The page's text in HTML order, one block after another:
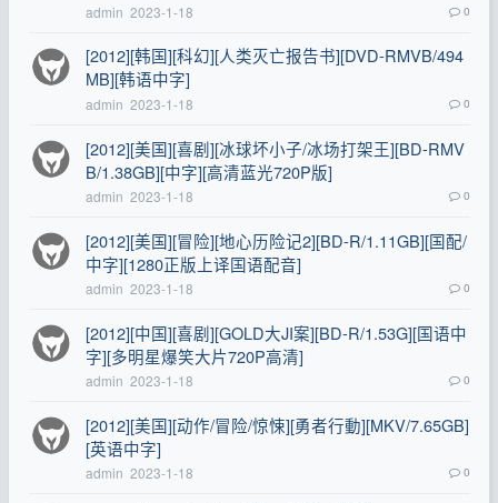
admin 2023-1-18 0
[2012][韩国][科幻][人类灭亡报告书][DVD-RMVB/494
MB][韩语中字]
admin 2023-1-18 0
[2012][美国][喜剧][冰球坏小子/冰场打架王][BD-RMV
B/1.38GB][中字][高清蓝光720P版]
admin 2023-1-18 0
[2012][美国][冒险][地心历险记2][BD-R/1.11GB][国配/
中字][1280正版上译国语配音]
admin 2023-1-18 0
[2012][中国][喜剧][GOLD大JI案][BD-R/1.53G][国语中
字][多明星爆笑大片720P高清]
admin 2023-1-18 0
[2012][美国][动作/冒险/惊悚][勇者行動][MKV/7.65GB]
[英语中字]
admin 2023-1-18 0